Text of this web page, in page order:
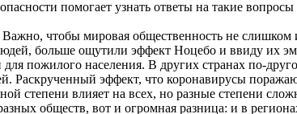
помогает узнать ответы на такие
чтобы мировая общественность не слишком
больше ощутили эффект Ноцебо и ввиду их
для пожилого населения. В других странах по-
Раскрученный эффект, что коронавирусы
степени влияет на всех, но разные степени
обществ, вот и огромная разница: и в